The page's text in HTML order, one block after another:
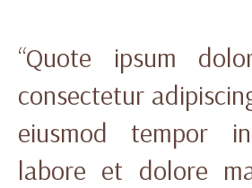
“Quote ipsum
consectetur
eiusmod tempor
labore et dolore